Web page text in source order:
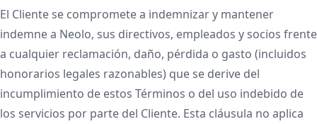
El Cliente se compromete a indemnizar y mantener
indemne a Neolo, sus directivos, empleados y socios frente
a cualquier reclamación, daño, pérdida o gasto (incluidos
honorarios legales razonables) que se derive del
incumplimiento de estos Términos o del uso indebido de
los servicios por parte del Cliente. Esta cláusula no aplica